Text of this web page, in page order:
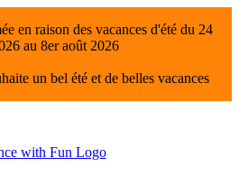
en raison des vacances d'été du 24
au 8er août 2026
un bel été et de belles vacances